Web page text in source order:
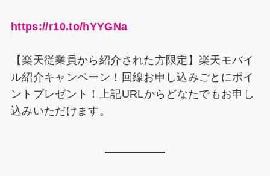
https://r10.to/hYYGNa
【楽天従業員から紹介された方限定】楽天モバイ
ル紹介キャンペーン！回線お申し込みごとにポイ
ントプレゼント！上記URLからどなたでもお申し
込みいただけます。